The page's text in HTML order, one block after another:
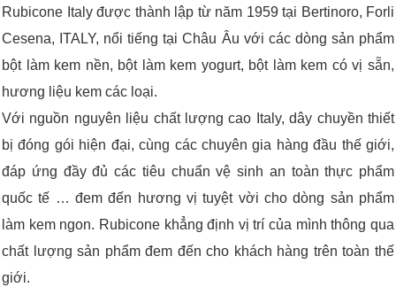
Rubicone Italy được thành lập từ năm 1959 tại Bertinoro, Forli
Cesena, ITALY, nổi tiếng tại Châu Âu với các dòng sản phẩm
bột làm kem nền, bột làm kem yogurt, bột làm kem có vị sẵn,
hương liệu kem các loại.
Với nguồn nguyên liệu chất lượng cao Italy, dây chuyền thiết
bị đóng gói hiện đại, cùng các chuyên gia hàng đầu thế giới,
đáp ứng đầy đủ các tiêu chuẩn vệ sinh an toàn thực phẩm
quốc tế … đem đến hương vị tuyệt vời cho dòng sản phẩm
làm kem ngon. Rubicone khẳng định vị trí của mình thông qua
chất lượng sản phẩm đem đến cho khách hàng trên toàn thế
giới.